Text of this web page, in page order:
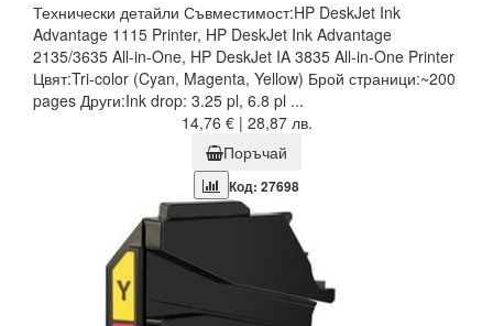
Технически детайли Съвместимост:HP DeskJet Ink
Advantage 1115 Printer, HP DeskJet Ink Advantage
2135/3635 All-in-One, HP DeskJet IA 3835 All-in-One Printer
Цвят:Tri-color (Cyan, Magenta, Yellow) Брой страници:~200
pages Други:Ink drop: 3.25 pl, 6.8 pl ...
14,76 € | 28,87 лв.
Поръчай
Код: 27698